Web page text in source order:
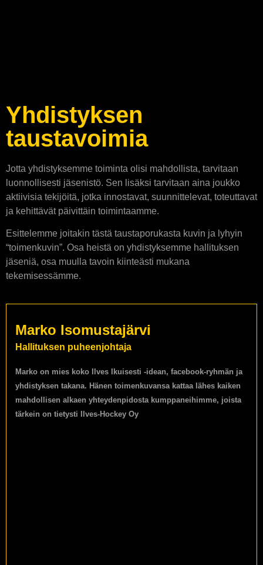
Yhdistyksen
taustavoimia
Jotta yhdistyksemme toiminta olisi mahdollista, tarvitaan
luonnollisesti jäsenistö. Sen lisäksi tarvitaan aina joukko
aktiivisia tekijöitä, jotka innostavat, suunnittelevat, toteuttavat
ja kehittävät päivittäin toimintaamme.
Esittelemme joitakin tästä taustaporukasta kuvin ja lyhyin
“toimenkuvin”. Osa heistä on yhdistyksemme hallituksen
jäseniä, osa muulla tavoin kiinteästi mukana
tekemisessämme.
Marko Isomustajärvi
Hallituksen puheenjohtaja
Marko on mies koko Ilves Ikuisesti -idean, facebook-ryhmän ja
yhdistyksen takana. Hänen toimenkuvansa kattaa lähes kaiken
mahdollisen alkaen yhteydenpidosta kumppaneihimme, joista
tärkein on tietysti Ilves-Hockey Oy